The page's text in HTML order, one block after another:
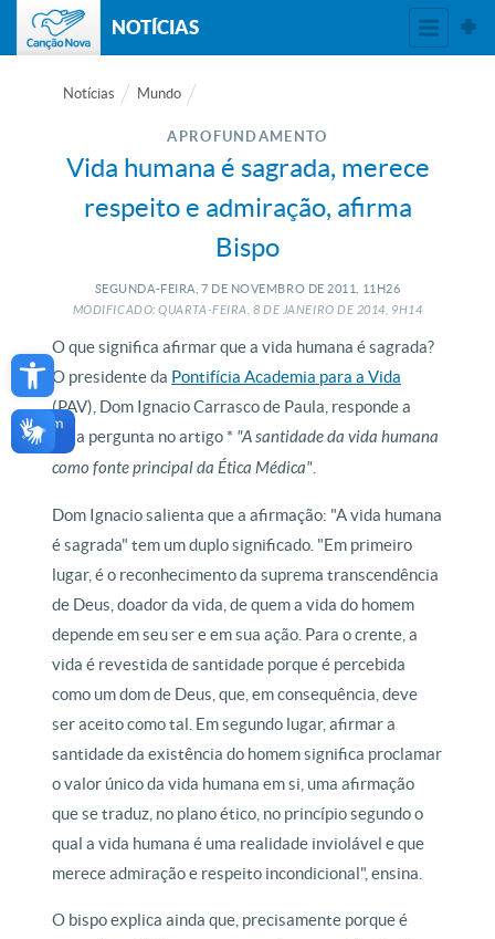
Open toolbar
NOTÍCIAS
Notícias Mundo
APROFUNDAMENTO
Vida humana é sagrada, merece
respeito e admiração, afirma
Bispo
SEGUNDA-FEIRA, 7 DE NOVEMBRO DE 2011, 11H26
MODIFICADO: QUARTA-FEIRA, 8 DE JANEIRO DE 2014, 9H14
O que significa afirmar que a vida humana é sagrada?
O presidente da Pontifícia Academia para a Vida
(PAV), Dom Ignacio Carrasco de Paula, responde a
essa pergunta no artigo * "A santidade da vida humana
como fonte principal da Ética Médica"
Dom Ignacio salienta que a afirmação: "A vida humana
é sagrada" tem um duplo significado. "Em primeiro
lugar, é o reconhecimento da suprema transcendência
de Deus, doador da vida, de quem a vida do homem
depende em seu ser e em sua ação. Para o crente, a
vida é revestida de santidade porque é percebida
como um dom de Deus, que, em consequência, deve
ser aceito como tal. Em segundo lugar, afirmar a
santidade da existência do homem significa proclamar
o valor único da vida humana em si, uma afirmação
que se traduz, no plano ético, no princípio segundo o
qual a vida humana é uma realidade inviolável e que
merece admiração e respeito incondicional", ensina.
O bispo explica ainda que, precisamente porque é